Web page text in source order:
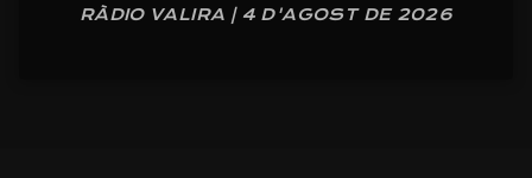
RÀDIO VALIRA | 4 D'AGOST DE 2026